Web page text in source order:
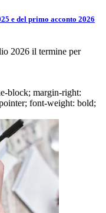
e del primo acconto 2026
2026 il termine per
block; margin-right:
font-weight: bold;